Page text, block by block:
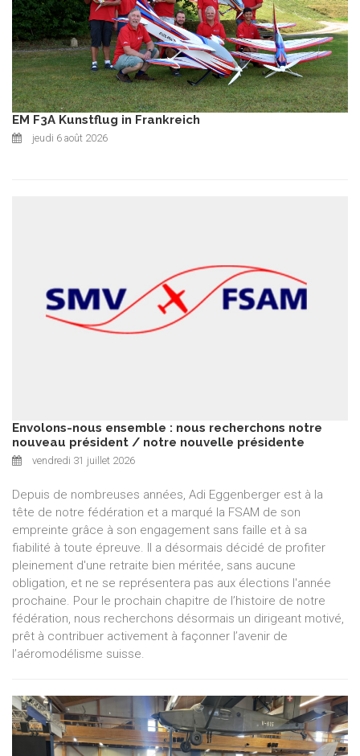
EM F3A Kunstflug in Frankreich
jeudi 6 août 2026
Envolons-nous ensemble : nous recherchons notre
nouveau président / notre nouvelle présidente
vendredi 31 juillet 2026
Depuis de nombreuses années, Adi Eggenberger est à la
tête de notre fédération et a marqué la FSAM de son
empreinte grâce à son engagement sans faille et à sa
fiabilité à toute épreuve. Il a désormais décidé de profiter
pleinement d'une retraite bien méritée, sans aucune
obligation, et ne se représentera pas aux élections l'année
prochaine. Pour le prochain chapitre de l’histoire de notre
fédération, nous recherchons désormais un dirigeant motivé,
prêt à contribuer activement à façonner l’avenir de
l’aéromodélisme suisse.